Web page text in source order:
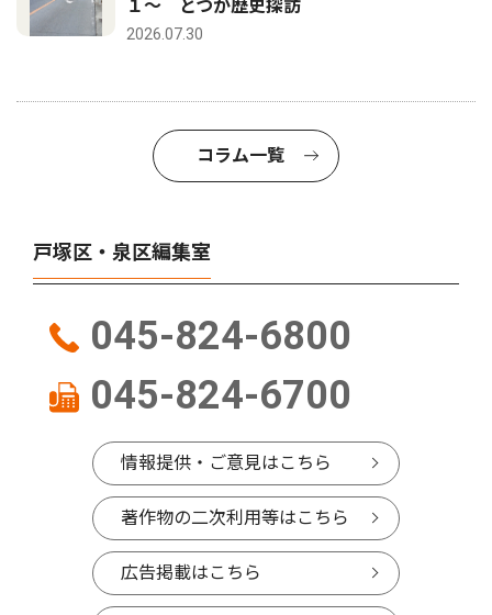
１〜 とつか歴史探訪
2026.07.30
コラム一覧
戸塚区・泉区編集室
045-824-6800
045-824-6700
情報提供・ご意見はこちら
著作物の二次利用等はこちら
広告掲載はこちら